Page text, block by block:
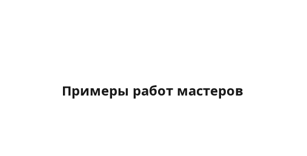
Примеры работ мастеров